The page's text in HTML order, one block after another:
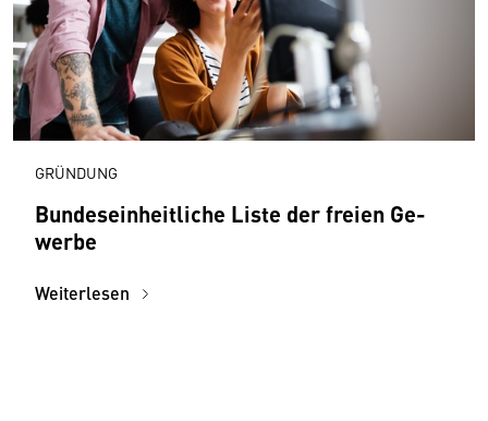
GRÜNDUNG
Bundes­einheitliche Liste der freien Ge­
werbe
Weiterlesen